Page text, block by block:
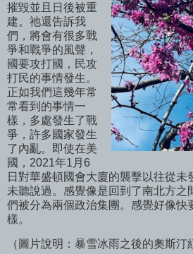
摧毀並且日後被重
建。祂還告訴我
們，將會有很多戰
爭和戰爭的風聲，
國要攻打國，民攻
打民的事情發生。
正如我們這幾年常
常看到的事情一
樣，多處發生了戰
爭，許多國家發生
了內亂。即使在美
國，2021年1月6
日對華盛頓國會大廈的襲擊以往從未
未聽說過。感覺像是回到了南北方之
們被分為兩個政治集團。感覺好像快
樣。
（圖片說明：暴雪冰雨之後的奧斯汀